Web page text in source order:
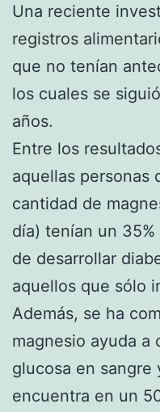
Una reciente
registros
que no tenían
los cuales se
años.
Entre los
aquellas personas
cantidad de
día) tenían un
de desarrollar
aquellos que sólo
Además, se ha
magnesio ayuda a
glucosa en sangre
encuentra en un